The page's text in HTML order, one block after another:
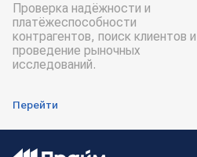
Проверка надёжности и
платёжеспособности
контрагентов, поиск клиентов и
проведение рыночных
исследований.
Перейти